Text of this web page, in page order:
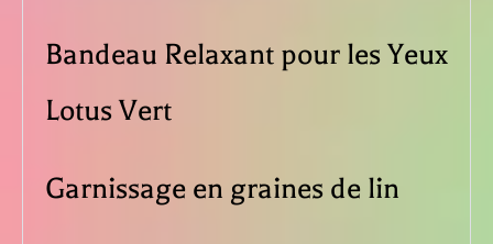
Bandeau Relaxant pour les Yeux
Lotus Vert
Garnissage en graines de lin